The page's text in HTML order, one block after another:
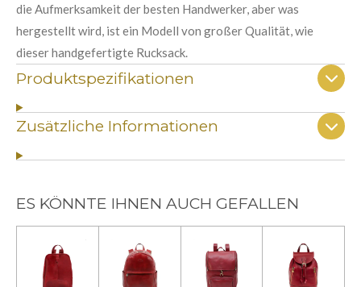
die Aufmerksamkeit der besten Handwerker, aber was
hergestellt wird, ist ein Modell von großer Qualität, wie
dieser handgefertigte Rucksack.
Produktspezifikationen
Zusätzliche Informationen
ES KÖNNTE IHNEN AUCH GEFALLEN